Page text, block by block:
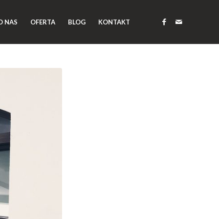
NAS OFERTA BLOG KONTAKT